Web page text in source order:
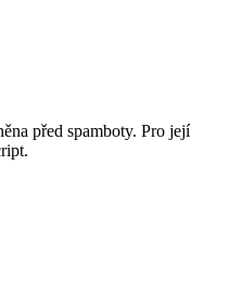
před spamboty. Pro její